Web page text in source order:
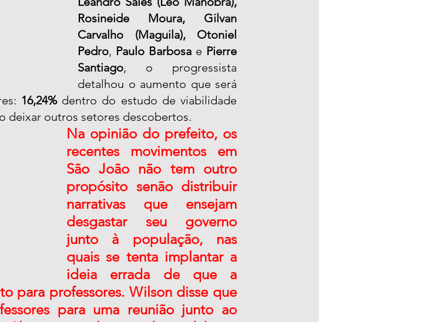
Rosineide Moura, Gilvan
Carvalho (Maguila), Otoniel
Pedro, Paulo Barbosa e Pierre
Santiago, o progressista
detalhou o aumento que será
16,24% dentro do estudo de viabilidade
deixar outros setores descobertos.
Na opinião do prefeito, os
recentes movimentos em
São João não tem outro
propósito senão distribuir
narrativas que ensejam
desgastar seu governo
junto à população, nas
quais se tenta implantar a
ideia errada de que a
para professores. Wilson disse que
para uma reunião junto ao